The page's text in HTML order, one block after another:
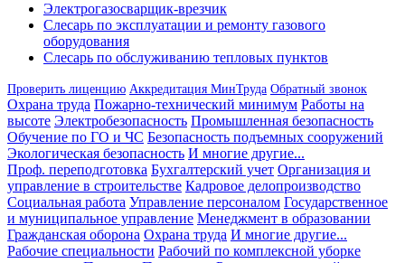
Электрогазосварщик-врезчик
Слесарь по эксплуатации и ремонту газового
оборудования
Слесарь по обслуживанию тепловых пунктов
Проверить лиценцию Аккредитация МинТруда Обратный звонок
Охрана труда Пожарно-технический минимум Работы на
высоте Электробезопасность Промышленная безопасность
Обучение по ГО и ЧС Безопасность подъемных сооружений
Экологическая безопасность И многие другие...
Проф. переподготовка Бухгалтерский учет Организация и
управление в строительстве Кадровое делопроизводство
Социальная работа Управление персоналом Государственное
и муниципальное управление Менеджмент в образовании
Гражданская оборона Охрана труда И многие другие...
Рабочие специальности Рабочий по комплексной уборке